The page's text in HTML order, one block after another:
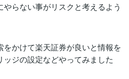
やらない事がリスクと考えるよう
かけて楽天証券が良いと情報を
ジの設定などやってみました